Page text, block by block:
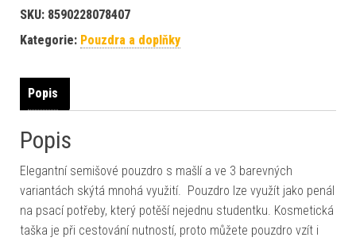
SKU: 8590228078407
Kategorie: Pouzdra a doplňky
Popis
Popis
Elegantní semišové pouzdro s mašlí a ve 3 barevných
variantách skýtá mnohá využití. Pouzdro lze využít jako penál
na psací potřeby, který potěší nejednu studentku. Kosmetická
taška je při cestování nutností, proto můžete pouzdro vzít i